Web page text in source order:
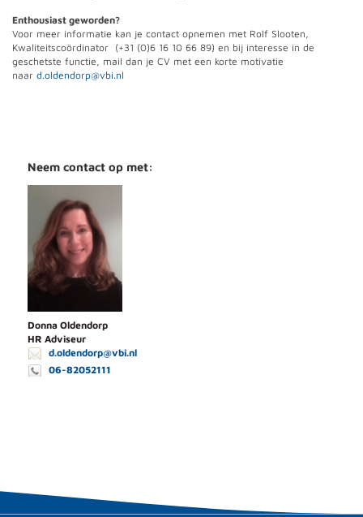
Enthousiast geworden?
Voor meer informatie kan je contact opnemen met Rolf Slooten,
Kwaliteitscoördinator (+31 (0)6 16 10 66 89) en bij interesse in de
geschetste functie, mail dan je CV met een korte motivatie
naar d.oldendorp@vbi.nl
Neem contact op met:
Donna Oldendorp
HR Adviseur
d.oldendorp@vbi.nl
06-82052111